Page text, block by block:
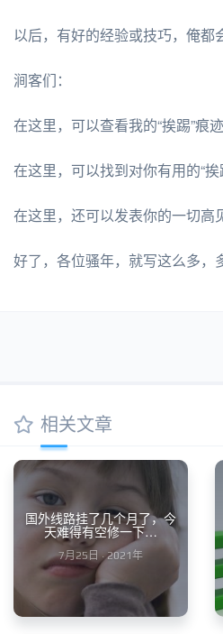
以后，有好的经验或技巧，俺都
涧客们：
在这里，可以查看我的“挨踢”痕迹
在这里，可以找到对你有用的“挨
在这里，还可以发表你的一切高
好了，各位骚年，就写这么多，
相关文章
国外线路挂了几个月了，今
天难得有空修一下…
7月25日 · 2021年